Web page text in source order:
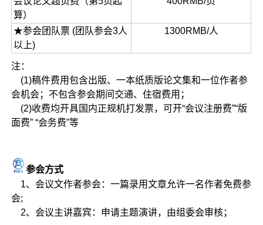
算）
★参会团队票 (团队参会3人
以上)
1300RMB/人
注：
(1)稿件费用包含出版、一本纸质版论文集和一位作者参
会机会；不包含参会期间交通、住宿费用；
(2)收费均开具国内正规机打发票，可开“会议注册费”“版
面费” “会务费”等
参会方式
1、会议文作者参会：一篇录用文章允许一名作者免费参
会;
2、会议主讲嘉宾：申请主题演讲，由组委会审核；